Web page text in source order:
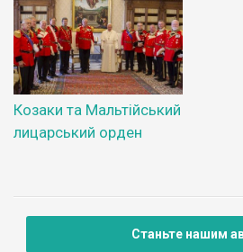
Козаки та Мальтійський
лицарський орден
Станьте нашим